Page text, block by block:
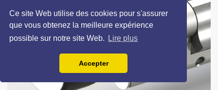
Ce site Web utilise des cookies pour s'assurer
que vous obtenez la meilleure expérience
possible sur notre site Web.
Lire plus
Accepter